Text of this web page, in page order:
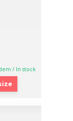
/ In stock